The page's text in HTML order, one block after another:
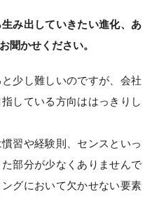
み出していきたい進化、あ
聞かせください。
少し難しいのですが、会社
している方向ははっきりし
習や経験則、センスといっ
部分が少なくありませんで
グにおいて欠かせない要素